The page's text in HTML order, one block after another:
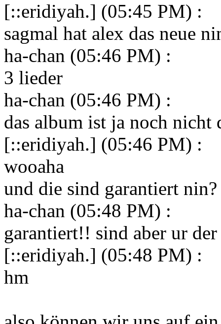
[::eridiyah.] (05:45 PM) :
sagmal hat alex das neue
ha-chan (05:46 PM) :
3 lieder
ha-chan (05:46 PM) :
das album ist ja noch nicht
[::eridiyah.] (05:46 PM) :
wooaha
und die sind garantiert nin?
ha-chan (05:48 PM) :
garantiert!! sind aber ur
[::eridiyah.] (05:48 PM) :
hm